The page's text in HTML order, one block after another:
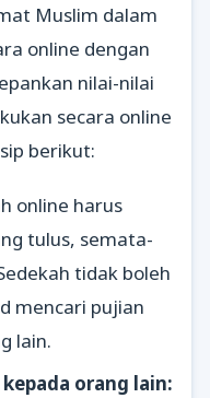
Muslim dalam
online dengan
nilai-nilai
secara online
berikut:
online harus
tulus, semata-
tidak boleh
mencari pujian
lain.
orang lain: